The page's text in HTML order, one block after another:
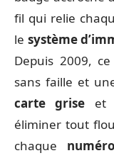
fil qui relie
le système
Depuis 2009,
sans faille et
carte grise et
éliminer tout
chaque